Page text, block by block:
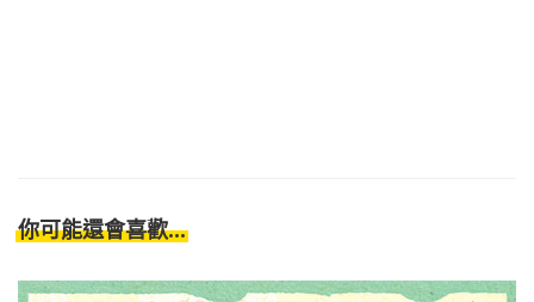
你可能還會喜歡...